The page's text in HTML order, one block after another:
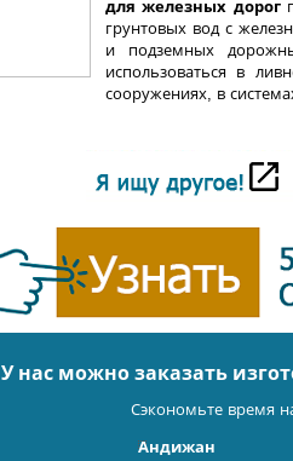
для железных дорог
грунтовых вод с
и подземных
использоваться в
сооружениях, в
У нас можно заказать
Сэкономьте время
Андижан